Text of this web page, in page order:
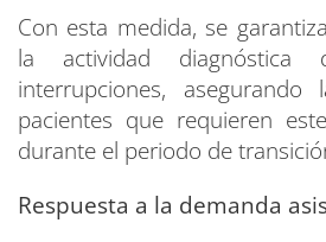
Con esta medida, se
la actividad diagnóstica
interrupciones,
pacientes que requieren
durante el periodo de
Respuesta a la demanda